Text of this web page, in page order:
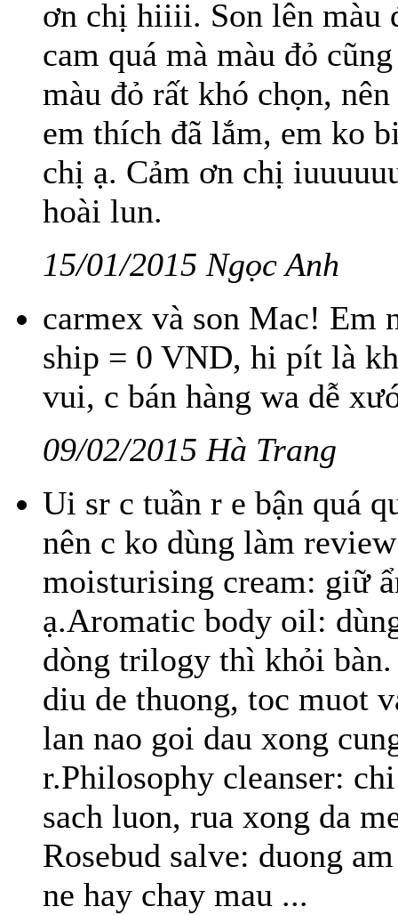
ơn chị hiiii. Son lên màu
cam quá mà màu đỏ
màu đỏ rất khó chọn,
em thích đã lắm, em ko
chị ạ. Cảm ơn chị
hoài lun.
15/01/2015 Ngọc Anh
carmex và son Mac! Em
ship = 0 VND, hi pít là
vui, c bán hàng wa dễ
09/02/2015 Hà Trang
Ui sr c tuần r e bận quá
nên c ko dùng làm
moisturising cream: giữ
ạ.Aromatic body oil:
dòng trilogy thì khỏi
diu de thuong, toc muot
lan nao goi dau xong
r.Philosophy cleanser:
sach luon, rua xong da
Rosebud salve: duong
ne hay chay mau ...